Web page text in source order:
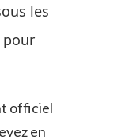
les
pour
officiel
en